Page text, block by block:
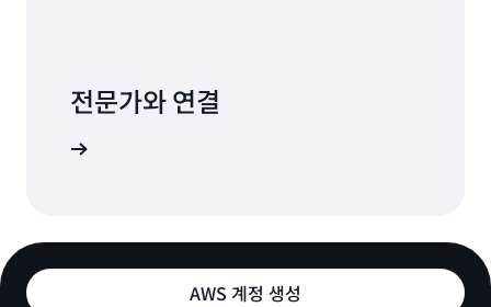
전문가와 연결
AWS 계정 생성